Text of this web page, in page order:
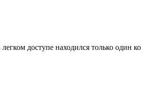
легком доступе находился только